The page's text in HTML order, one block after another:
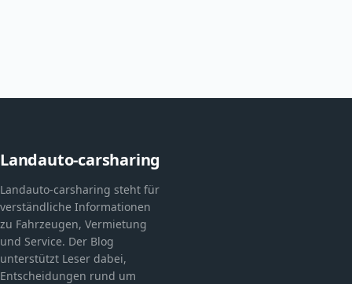
Landauto-carsharing
Landauto-carsharing steht für
verständliche Informationen
zu Fahrzeugen, Vermietung
und Service. Der Blog
unterstützt Leser dabei,
Entscheidungen rund um